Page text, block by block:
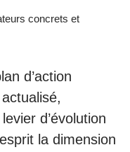
concrets et
d’action
d’évolution
la dimension